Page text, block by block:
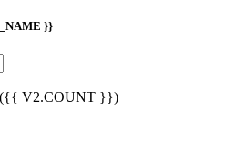
}}
({{ V2.COUNT }})